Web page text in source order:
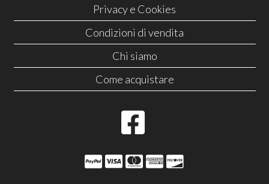
Privacy e Cookies
Condizioni di vendita
Chi siamo
Come acquistare